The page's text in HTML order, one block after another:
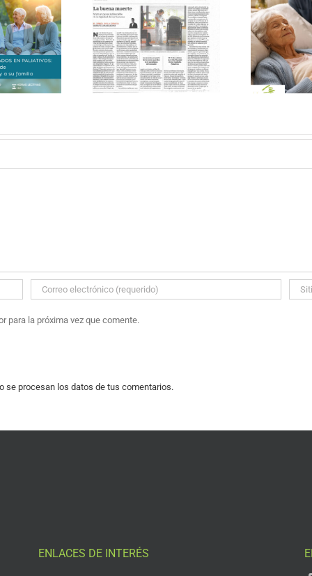
Buena Muerte y
Sin Fronteras
CURSO ONLINE DE
PALIATIVOS SIN
FRONTERAS «EL VALOR
DE LOS CUIDADOS EN
PALIATIVOS»
para la próxima vez que comente.
se procesan los datos de tus comentarios.
ENLACES DE INTERÉS